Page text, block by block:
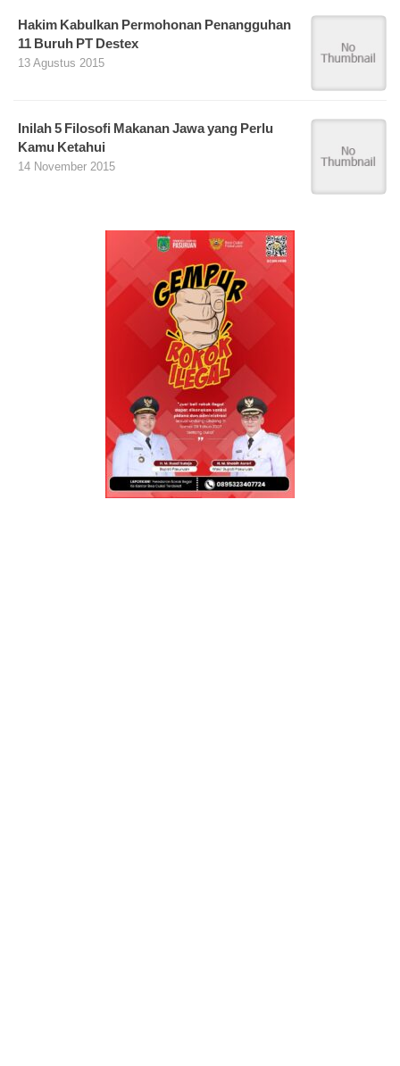
Hakim Kabulkan Permohonan Penangguhan
11 Buruh PT Destex
13 Agustus 2015
Inilah 5 Filosofi Makanan Jawa yang Perlu
Kamu Ketahui
14 November 2015